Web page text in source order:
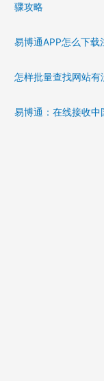
骤攻略
易博通APP怎么下
怎样批量查找网站
易博通：在线接收中